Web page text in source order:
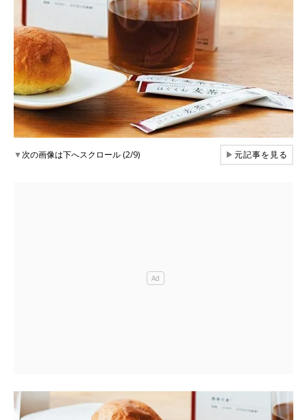
▼次の画像は下へスクロール (2/9) ▶元記事を見る